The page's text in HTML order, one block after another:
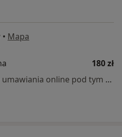
• Mapa
180 zł
Specjalista nie oferuje umawiania online pod tym adresem.